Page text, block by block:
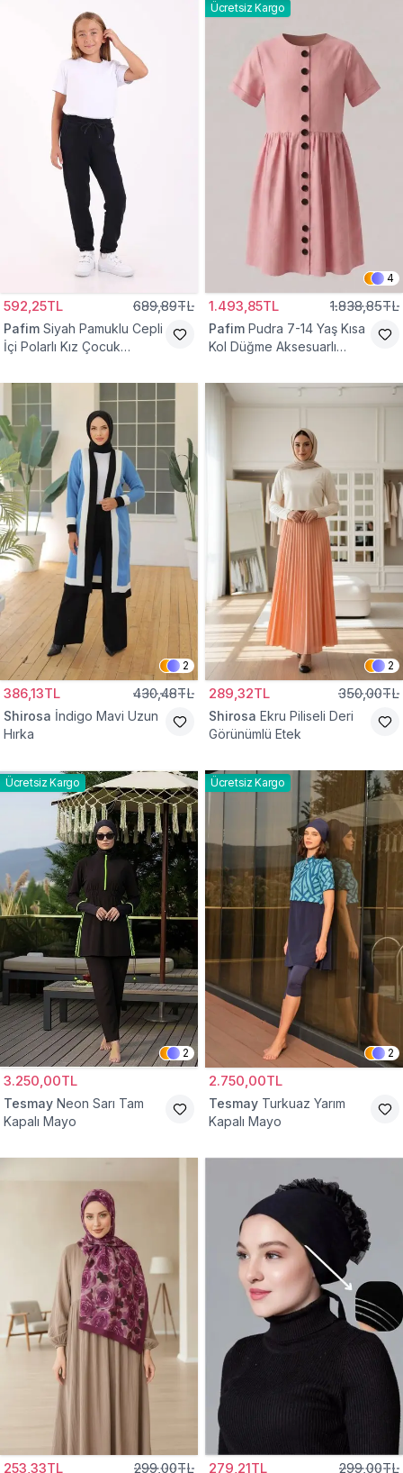
592,25TL 689,89TL
Pafim Siyah Pamuklu Cepli
İçi Polarlı Kız Çocuk
Ücretsiz Kargo
4
1.493,85TL 1.838,85TL
Pafim Pudra 7-14 Yaş Kısa
Kol Düğme Aksesuarlı
2
386,13TL 430,48TL
Shirosa İndigo Mavi Uzun
Hırka
2
289,32TL 350,00TL
Shirosa Ekru Piliseli Deri
Görünümlü Etek
Ücretsiz Kargo
2
3.250,00TL
Tesmay Neon Sarı Tam
Kapalı Mayo
Ücretsiz Kargo
2
2.750,00TL
Tesmay Turkuaz Yarım
Kapalı Mayo
253,33TL 299,00TL 279,21TL 299,00TL